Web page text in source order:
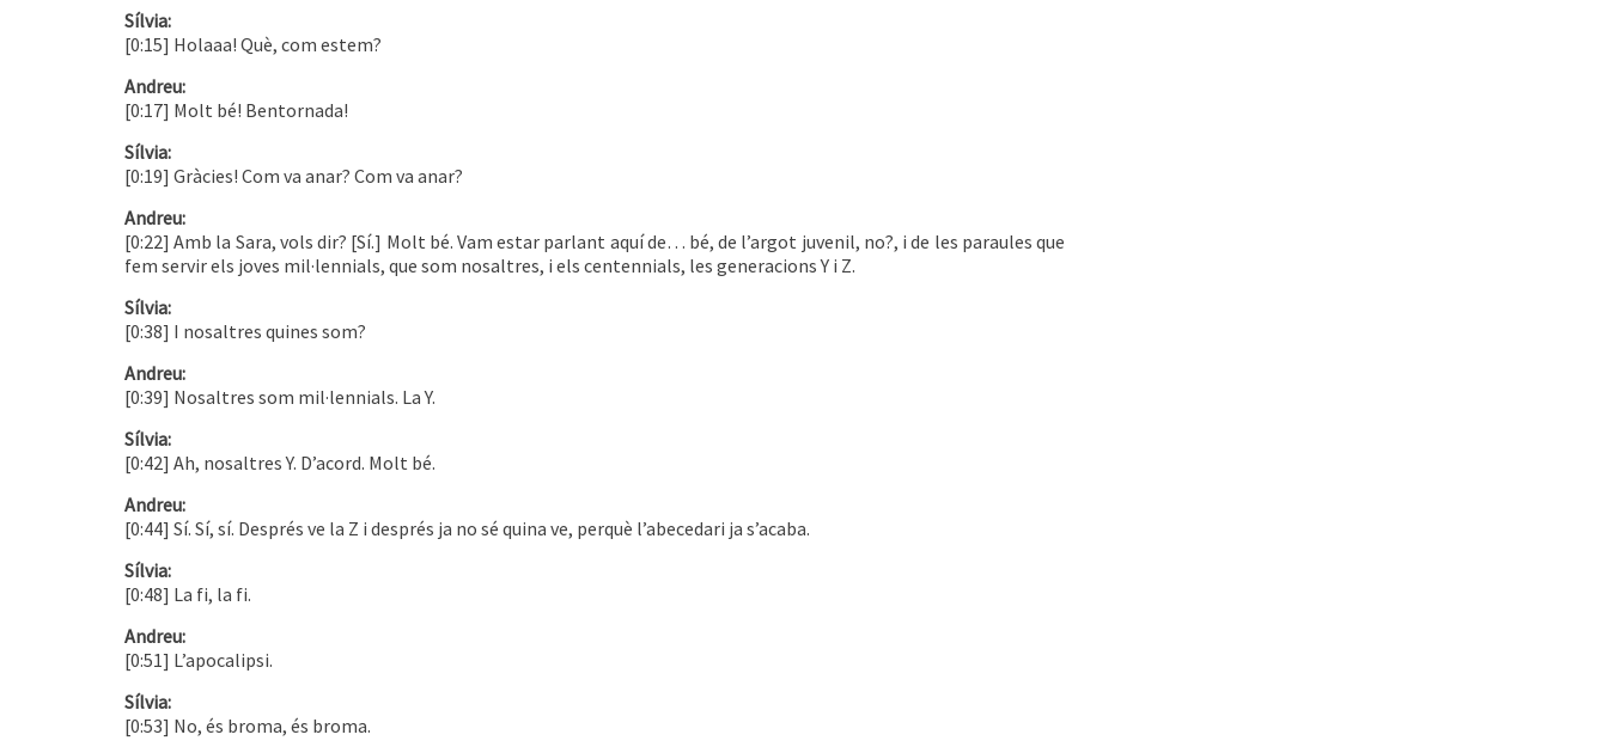
Sílvia:
[0:15] Holaaa! Què, com estem?
Andreu:
[0:17] Molt bé! Bentornada!
Sílvia:
[0:19] Gràcies! Com va anar? Com va anar?
Andreu:
[0:22] Amb la Sara, vols dir? [Sí.] Molt bé. Vam estar parlant aquí de… bé, de l’argot juvenil, no?, i de les paraules que
fem servir els joves mil·lennials, que som nosaltres, i els centennials, les generacions Y i Z.
Sílvia:
[0:38] I nosaltres quines som?
Andreu:
[0:39] Nosaltres som mil·lennials. La Y.
Sílvia:
[0:42] Ah, nosaltres Y. D’acord. Molt bé.
Andreu:
[0:44] Sí. Sí, sí. Després ve la Z i després ja no sé quina ve, perquè l’abecedari ja s’acaba.
Sílvia:
[0:48] La fi, la fi.
Andreu:
[0:51] L’apocalipsi.
Sílvia:
[0:53] No, és broma, és broma.